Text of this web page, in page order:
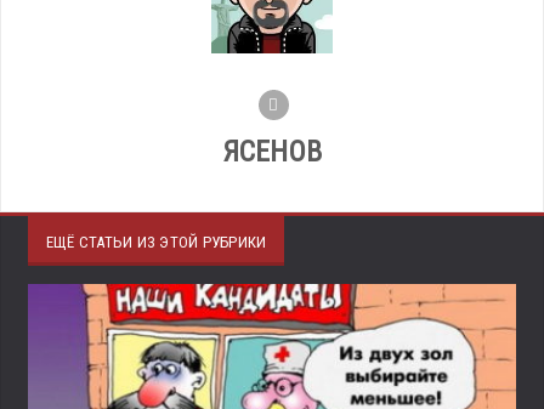
ЯСЕНОВ
ЕЩЁ СТАТЬИ ИЗ ЭТОЙ РУБРИКИ